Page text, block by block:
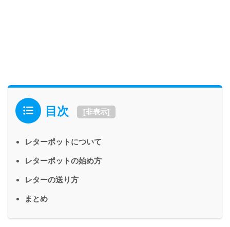
目次 [非表示]
レターポットについて
レターポットの始め方
レターの送り方
まとめ